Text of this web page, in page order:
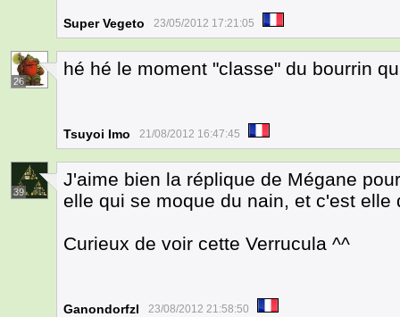
Super Vegeto 23/05/2012 17:21:05
26
hé hé le moment "classe" du bourrin
Tsuyoi Imo 21/08/2012 16:47:45
39
J'aime bien la réplique de Mégane
elle qui se moque du nain, et c'est
Curieux de voir cette Verrucula ^^
Ganondorfzl 23/08/2012 21:58:50